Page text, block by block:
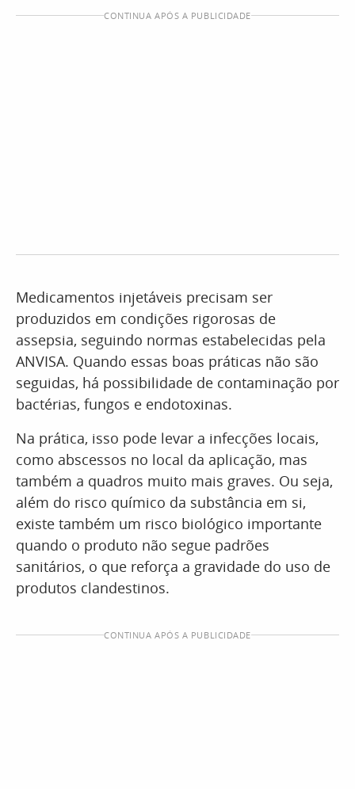
CONTINUA APÓS A PUBLICIDADE
Medicamentos injetáveis precisam ser
produzidos em condições rigorosas de
assepsia, seguindo normas estabelecidas pela
ANVISA. Quando essas boas práticas não são
seguidas, há possibilidade de contaminação por
bactérias, fungos e endotoxinas.
Na prática, isso pode levar a infecções locais,
como abscessos no local da aplicação, mas
também a quadros muito mais graves. Ou seja,
além do risco químico da substância em si,
existe também um risco biológico importante
quando o produto não segue padrões
sanitários, o que reforça a gravidade do uso de
produtos clandestinos.
CONTINUA APÓS A PUBLICIDADE